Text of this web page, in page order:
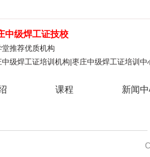
中级焊工证技校
堂推荐优质机构
中级焊工证培训机构|枣庄中级焊工证培训中
课程 新闻